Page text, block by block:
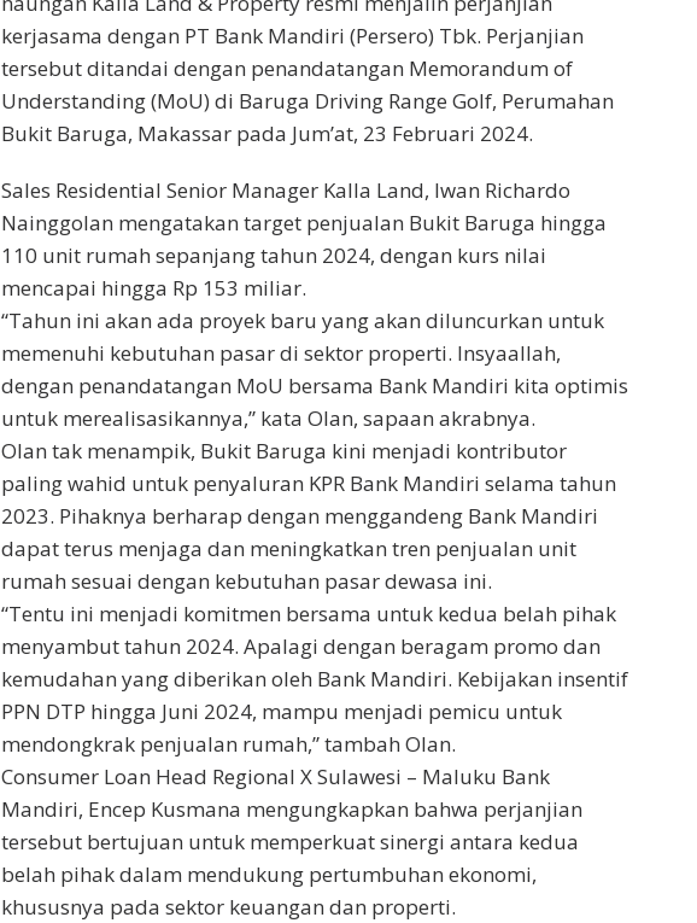
kerjasama dengan PT Bank Mandiri (Persero) Tbk. Perjanjian
tersebut ditandai dengan penandatangan Memorandum of
Understanding (MoU) di Baruga Driving Range Golf, Perumahan
Bukit Baruga, Makassar pada Jum’at, 23 Februari 2024.
Sales Residential Senior Manager Kalla Land, Iwan Richardo
Nainggolan mengatakan target penjualan Bukit Baruga hingga
110 unit rumah sepanjang tahun 2024, dengan kurs nilai
mencapai hingga Rp 153 miliar.
“Tahun ini akan ada proyek baru yang akan diluncurkan untuk
memenuhi kebutuhan pasar di sektor properti. Insyaallah,
dengan penandatangan MoU bersama Bank Mandiri kita optimis
untuk merealisasikannya,” kata Olan, sapaan akrabnya.
Olan tak menampik, Bukit Baruga kini menjadi kontributor
paling wahid untuk penyaluran KPR Bank Mandiri selama tahun
2023. Pihaknya berharap dengan menggandeng Bank Mandiri
dapat terus menjaga dan meningkatkan tren penjualan unit
rumah sesuai dengan kebutuhan pasar dewasa ini.
“Tentu ini menjadi komitmen bersama untuk kedua belah pihak
menyambut tahun 2024. Apalagi dengan beragam promo dan
kemudahan yang diberikan oleh Bank Mandiri. Kebijakan insentif
PPN DTP hingga Juni 2024, mampu menjadi pemicu untuk
mendongkrak penjualan rumah,” tambah Olan.
Consumer Loan Head Regional X Sulawesi – Maluku Bank
Mandiri, Encep Kusmana mengungkapkan bahwa perjanjian
tersebut bertujuan untuk memperkuat sinergi antara kedua
belah pihak dalam mendukung pertumbuhan ekonomi,
khususnya pada sektor keuangan dan properti.